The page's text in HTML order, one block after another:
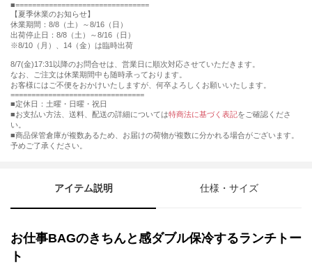
================================
【夏季休業のお知らせ】
休業期間：8/8（土）～8/16（日）
出荷停止日：8/8（土）～8/16（日）
※8/10（月）、14（金）は臨時出荷
8/7(金)17:31以降のお問合せは、営業日に順次対応させていただきます。
なお、ご注文は休業期間中も随時承っております。
お客様にはご不便をおかけいたしますが、何卒よろしくお願いいたします。
================================
■定休日：土曜・日曜・祝日
■お支払い方法、送料、配送の詳細については特商法に基づく表記をご確認くださ
い。
■商品保管倉庫が複数あるため、お届けの荷物が複数に分かれる場合がございます。
予めご了承ください。
アイテム説明 仕様・サイズ
お仕事BAGのきちんと感ダブル保冷するランチトー
ト